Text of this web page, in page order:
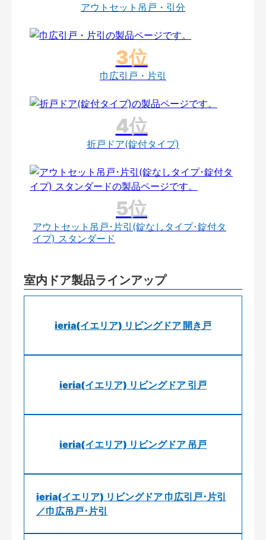
アウトセット吊戸・引分
巾広引戸・片引
折戸ドア(錠付タイプ)
アウトセット吊戸･片引(錠なしタイプ･錠付タ
イプ) スタンダード
室内ドア製品ラインアップ
ieria(イエリア) リビングドア 開き戸
ieria(イエリア) リビングドア 引戸
ieria(イエリア) リビングドア 吊戸
ieria(イエリア) リビングドア 巾広引戸･片引
／巾広吊戸･片引